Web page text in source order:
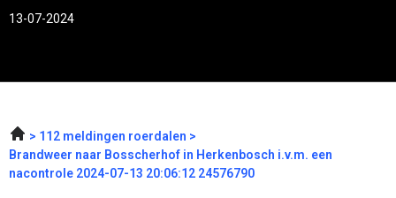
13-07-2024
112 meldingen roerdalen
Brandweer naar Bosscherhof in Herkenbosch i.v.m. een
nacontrole 2024-07-13 20:06:12 24576790